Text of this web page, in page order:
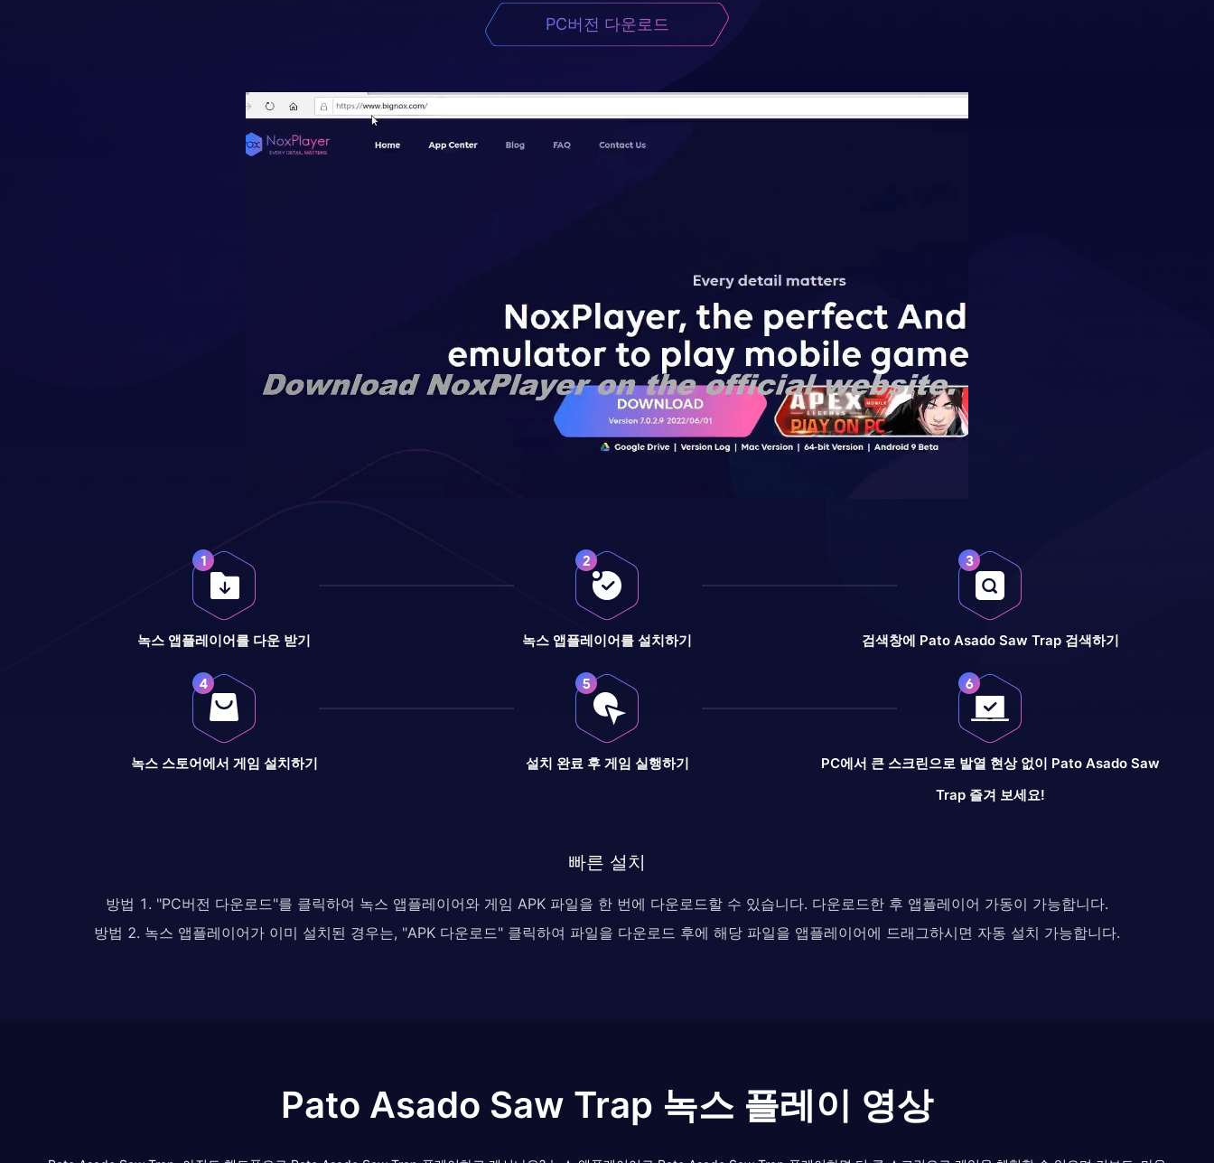
PC버전 다운로드
녹스 앱플레이어를 다운 받기 녹스 앱플레이어를 설치하기 검색창에 Pato Asado Saw Trap 검색하기
녹스 스토어에서 게임 설치하기 설치 완료 후 게임 실행하기
PC에서 큰 스크린으로 발열 현상 없이 Pato Asado Saw
Trap 즐겨 보세요!
빠른 설치
방법 1. "PC버전 다운로드"를 클릭하여 녹스 앱플레이어와 게임 APK 파일을 한 번에 다운로드할 수 있습니다. 다운로드한 후 앱플레이어 가동이 가능합니다.
방법 2. 녹스 앱플레이어가 이미 설치된 경우는, "APK 다운로드" 클릭하여 파일을 다운로드 후에 해당 파일을 앱플레이어에 드래그하시면 자동 설치 가능합니다.
Pato Asado Saw Trap 녹스 플레이 영상